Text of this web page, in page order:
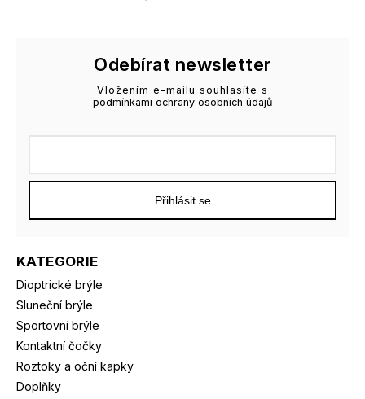
KATEGORIE
Dioptrické brýle
Sluneční brýle
Sportovní brýle
Kontaktní čočky
Roztoky a oční kapky
Doplňky
Odebírat newsletter
Vložením e-mailu souhlasíte s
podmínkami ochrany osobních údajů
Přihlásit se